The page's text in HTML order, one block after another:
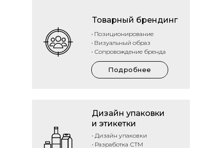
Подробнее
Товарный брендинг
Дизайн упаковки
и этикетки
• Дизайн упаковки
• Разработка СТМ
• Позиционирование
• Визуальный образ
• Сопровождение бренда